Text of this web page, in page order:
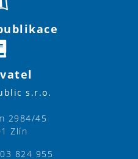
s.r.o.
2984/45
Zlín
824 955